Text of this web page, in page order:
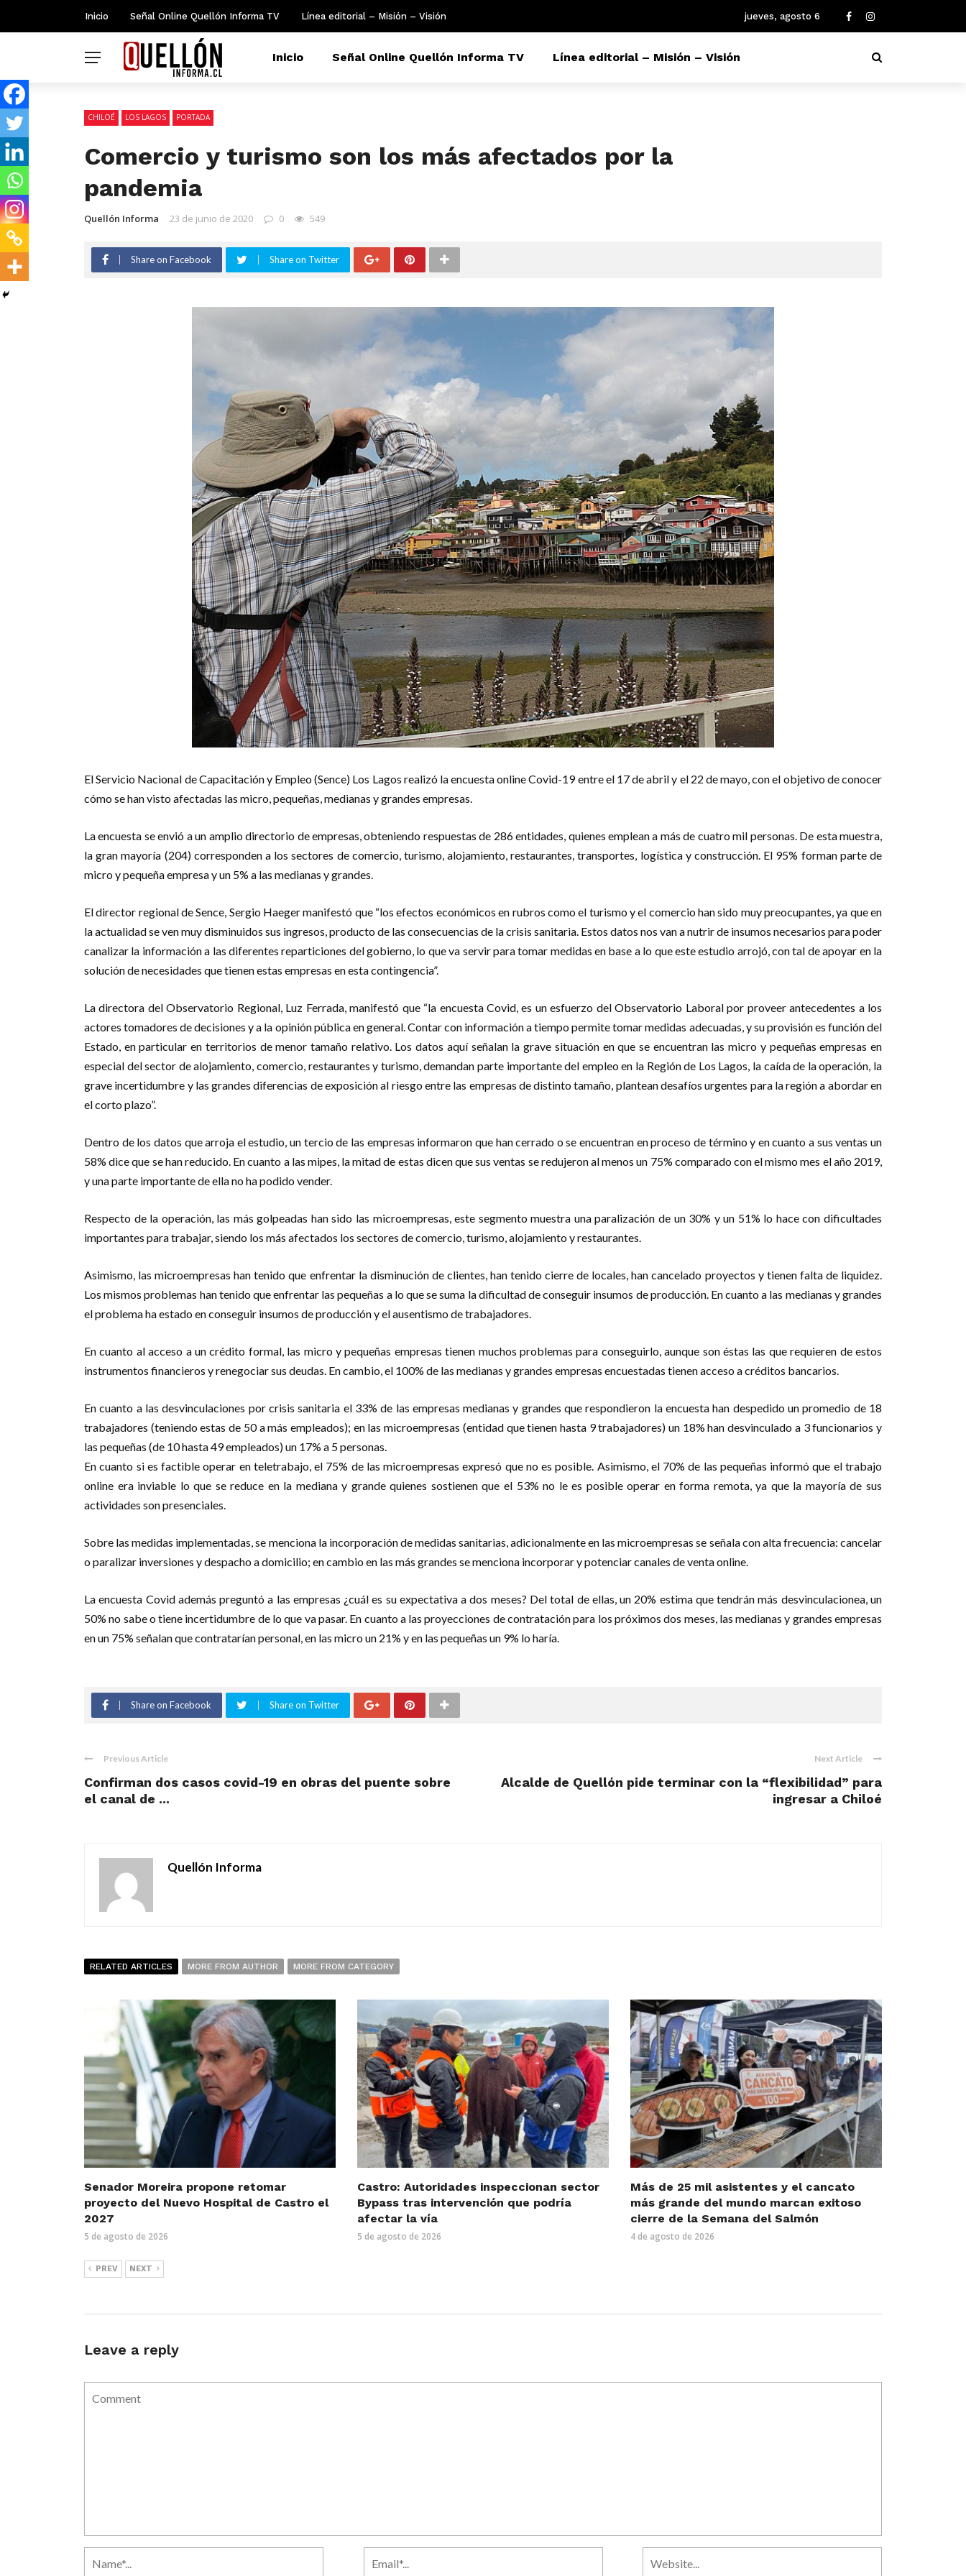
Inicio Señal Online Quellón Informa TV Línea editorial – Misión – Visión jueves, agosto 6
Inicio Señal Online Quellón Informa TV Línea editorial – Misión – Visión
CHILOÉ LOS LAGOS PORTADA
Comercio y turismo son los más afectados por la
pandemia
Quellón Informa 23 de junio de 2020 0 549
Share on Facebook Share on Twitter
El Servicio Nacional de Capacitación y Empleo (Sence) Los Lagos realizó la encuesta online Covid-19 entre el 17 de abril y el 22 de mayo, con el objetivo de conocer
cómo se han visto afectadas las micro, pequeñas, medianas y grandes empresas.
La encuesta se envió a un amplio directorio de empresas, obteniendo respuestas de 286 entidades, quienes emplean a más de cuatro mil personas. De esta muestra,
la gran mayoría (204) corresponden a los sectores de comercio, turismo, alojamiento, restaurantes, transportes, logística y construcción. El 95% forman parte de
micro y pequeña empresa y un 5% a las medianas y grandes.
El director regional de Sence, Sergio Haeger manifestó que “los efectos económicos en rubros como el turismo y el comercio han sido muy preocupantes, ya que en
la actualidad se ven muy disminuidos sus ingresos, producto de las consecuencias de la crisis sanitaria. Estos datos nos van a nutrir de insumos necesarios para poder
canalizar la información a las diferentes reparticiones del gobierno, lo que va servir para tomar medidas en base a lo que este estudio arrojó, con tal de apoyar en la
solución de necesidades que tienen estas empresas en esta contingencia”.
La directora del Observatorio Regional, Luz Ferrada, manifestó que “la encuesta Covid, es un esfuerzo del Observatorio Laboral por proveer antecedentes a los
actores tomadores de decisiones y a la opinión pública en general. Contar con información a tiempo permite tomar medidas adecuadas, y su provisión es función del
Estado, en particular en territorios de menor tamaño relativo. Los datos aquí señalan la grave situación en que se encuentran las micro y pequeñas empresas en
especial del sector de alojamiento, comercio, restaurantes y turismo, demandan parte importante del empleo en la Región de Los Lagos, la caída de la operación, la
grave incertidumbre y las grandes diferencias de exposición al riesgo entre las empresas de distinto tamaño, plantean desafíos urgentes para la región a abordar en
el corto plazo”.
Dentro de los datos que arroja el estudio, un tercio de las empresas informaron que han cerrado o se encuentran en proceso de término y en cuanto a sus ventas un
58% dice que se han reducido. En cuanto a las mipes, la mitad de estas dicen que sus ventas se redujeron al menos un 75% comparado con el mismo mes el año 2019,
y una parte importante de ella no ha podido vender.
Respecto de la operación, las más golpeadas han sido las microempresas, este segmento muestra una paralización de un 30% y un 51% lo hace con dificultades
importantes para trabajar, siendo los más afectados los sectores de comercio, turismo, alojamiento y restaurantes.
Asimismo, las microempresas han tenido que enfrentar la disminución de clientes, han tenido cierre de locales, han cancelado proyectos y tienen falta de liquidez.
Los mismos problemas han tenido que enfrentar las pequeñas a lo que se suma la dificultad de conseguir insumos de producción. En cuanto a las medianas y grandes
el problema ha estado en conseguir insumos de producción y el ausentismo de trabajadores.
En cuanto al acceso a un crédito formal, las micro y pequeñas empresas tienen muchos problemas para conseguirlo, aunque son éstas las que requieren de estos
instrumentos financieros y renegociar sus deudas. En cambio, el 100% de las medianas y grandes empresas encuestadas tienen acceso a créditos bancarios.
En cuanto a las desvinculaciones por crisis sanitaria el 33% de las empresas medianas y grandes que respondieron la encuesta han despedido un promedio de 18
trabajadores (teniendo estas de 50 a más empleados); en las microempresas (entidad que tienen hasta 9 trabajadores) un 18% han desvinculado a 3 funcionarios y
las pequeñas (de 10 hasta 49 empleados) un 17% a 5 personas.
En cuanto si es factible operar en teletrabajo, el 75% de las microempresas expresó que no es posible. Asimismo, el 70% de las pequeñas informó que el trabajo
online era inviable lo que se reduce en la mediana y grande quienes sostienen que el 53% no le es posible operar en forma remota, ya que la mayoría de sus
actividades son presenciales.
Sobre las medidas implementadas, se menciona la incorporación de medidas sanitarias, adicionalmente en las microempresas se señala con alta frecuencia: cancelar
o paralizar inversiones y despacho a domicilio; en cambio en las más grandes se menciona incorporar y potenciar canales de venta online.
La encuesta Covid además preguntó a las empresas ¿cuál es su expectativa a dos meses? Del total de ellas, un 20% estima que tendrán más desvinculacionea, un
50% no sabe o tiene incertidumbre de lo que va pasar. En cuanto a las proyecciones de contratación para los próximos dos meses, las medianas y grandes empresas
en un 75% señalan que contratarían personal, en las micro un 21% y en las pequeñas un 9% lo haría.
Share on Facebook Share on Twitter
Previous Article
Confirman dos casos covid-19 en obras del puente sobre
el canal de ...
Next Article
Alcalde de Quellón pide terminar con la “flexibilidad” para
ingresar a Chiloé
Quellón Informa
RELATED ARTICLES MORE FROM AUTHOR MORE FROM CATEGORY
Senador Moreira propone retomar
proyecto del Nuevo Hospital de Castro el
2027
5 de agosto de 2026
Castro: Autoridades inspeccionan sector
Bypass tras intervención que podría
afectar la vía
5 de agosto de 2026
Más de 25 mil asistentes y el cancato
más grande del mundo marcan exitoso
cierre de la Semana del Salmón
4 de agosto de 2026
PREV NEXT
Leave a reply